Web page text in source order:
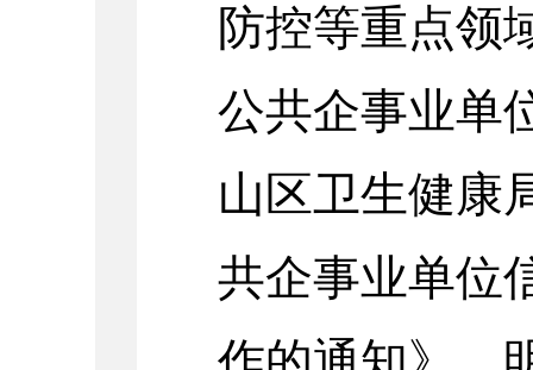
防控等重点领
公共企事业单
山区卫生健康
共企事业单位